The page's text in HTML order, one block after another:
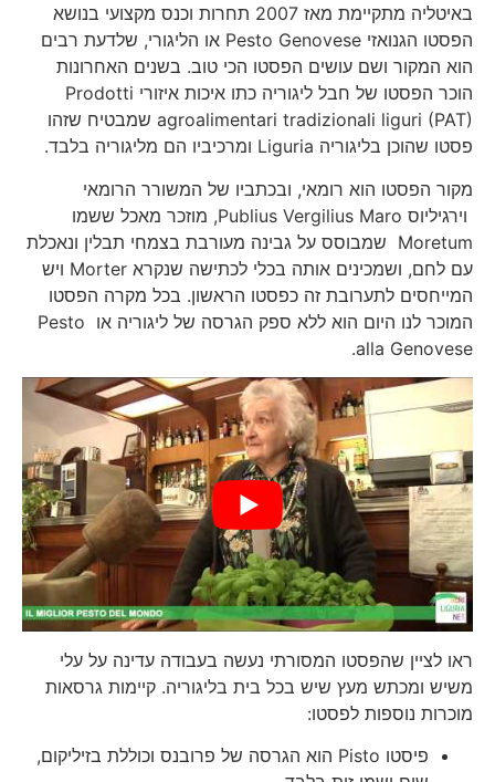
באיטליה מתקיימת מאז 2007 תחרות וכנס מקצועי בנושא
הפסטו הגנואזי Pesto Genovese או הליגורי, שלדעת רבים
הוא המקור ושם עושים הפסטו הכי טוב. בשנים האחרונות
הוכר הפסטו של חבל ליגוריה כתו איכות איזורי Prodotti
agroalimentari tradizionali liguri (PAT) שמבטיח שזהו
פסטו שהוכן בליגוריה Liguria ומרכיביו הם מליגוריה בלבד.
מקור הפסטו הוא רומאי, ובכתביו של המשורר הרומאי
וירגיליוס Publius Vergilius Maro, מוזכר מאכל ששמו
Moretum שמבוסס על גבינה מעורבת בצמחי תבלין ונאכלת
עם לחם, ושמכינים אותה בכלי לכתישה שנקרא Morter ויש
המייחסים לתערובת זה כפסטו הראשון. בכל מקרה הפסטו
המוכר לנו היום הוא ללא ספק הגרסה של ליגוריה או Pesto
alla Genovese.
ראו לציין שהפסטו המסורתי נעשה בעבודה עדינה על עלי
משיש ומכתש מעץ שיש בכל בית בליגוריה. קיימות גרסאות
מוכרות נוספות לפסטו:
פיסטו Pisto הוא הגרסה של פרובנס וכוללת בזיליקום,